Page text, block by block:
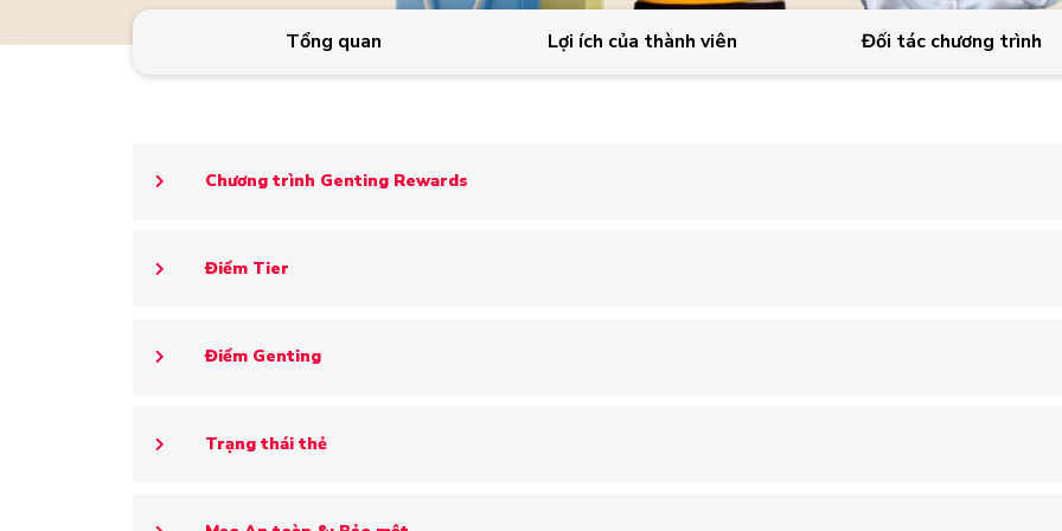
Tổng quan Lợi ích của thành viên Đối tác chương trình
Chương trình Genting Rewards
Điểm Tier
Điểm Genting
Trạng thái thẻ